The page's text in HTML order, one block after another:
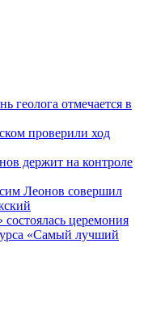
геолога отмечается в
проверили ход
держит на контроле
Леонов совершил
церемония
«Самый лучший